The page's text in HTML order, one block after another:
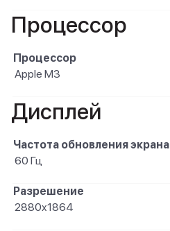
Процессор
Процессор
Apple M3
Дисплей
Частота обновления экрана
60 Гц
Разрешение
2880x1864